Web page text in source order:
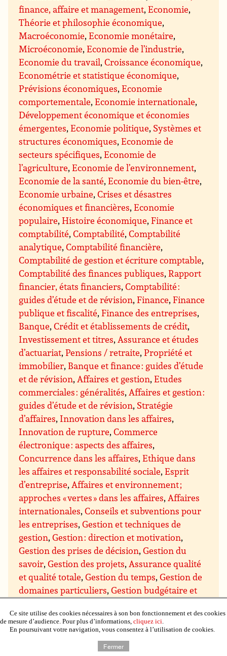
finance, affaire et management,Economie,
Théorie et philosophie économique,
Macroéconomie,Economie monétaire,
Microéconomie,Economie de l’industrie,
Economie du travail,Croissance économique,
Econométrie et statistique économique,
Prévisions économiques,Economie
comportementale,Economie internationale,
Développement économique et économies
émergentes,Economie politique, Systèmes et
structures économiques,Economie de
secteurs spécifiques,Economie de
l’agriculture,Economie de l’environnement,
Economie de la santé,Economie du bien-être,
Economie urbaine,Crises et désastres
économiques et financières,Economie
populaire,Histoire économique,Finance et
comptabilité,Comptabilité,Comptabilité
analytique,Comptabilité financière,
Comptabilité de gestion et écriture comptable,
Comptabilité des finances publiques,Rapport
financier, états financiers,Comptabilité :
guides d’étude et de révision,Finance,Finance
publique et fiscalité,Finance des entreprises,
Banque,Crédit et établissements de crédit,
Investissement et titres,Assurance et études
d’actuariat,Pensions / retraite,Propriété et
immobilier, Banque et finance : guides d’étude
et de révision,Affaires et gestion,Etudes
commerciales : généralités,Affaires et gestion :
guides d’étude et de révision, Stratégie
d’affaires, Innovation dans les affaires,
Innovation de rupture,Commerce
électronique : aspects des affaires,
Concurrence dans les affaires,Ethique dans
les affaires et responsabilité sociale,Esprit
d’entreprise,Affaires et environnement ;
approches « vertes » dans les affaires,Affaires
internationales,Conseils et subventions pour
les entreprises,Gestion et techniques de
gestion,Gestion : direction et motivation,
Gestion des prises de décision,Gestion du
savoir,Gestion des projets,Assurance qualité
et qualité totale,Gestion du temps,Gestion de
domaines particuliers,Gestion budgétaire et
ressources humaines,Gestion de l’immobilier,
de la propriété et du matériel,Gestion de la
production et du contrôle qualité
Ce site utilise des cookies nécessaires à son bon fonctionnement et des cookies
de mesure d’audience. Pour plus d’informations, cliquez ici.
En poursuivant votre navigation, vous consentez à l’utilisation de cookies.
Fermer